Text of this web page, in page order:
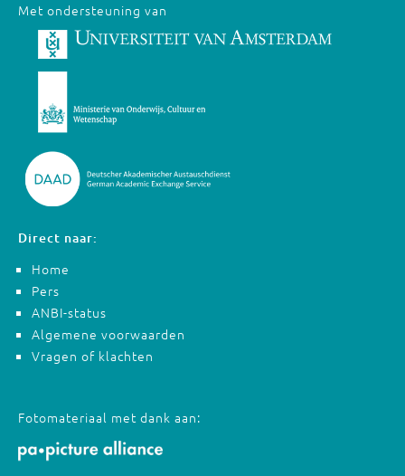
Met ondersteuning van
Direct naar:
Home
Pers
ANBI-status
Algemene voorwaarden
Vragen of klachten
Fotomateriaal met dank aan: